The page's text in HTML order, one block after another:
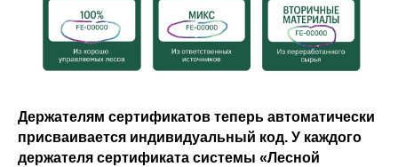
Держателям сертификатов теперь автоматически
присваивается индивидуальный код. У каждого
держателя сертификата системы «Лесной